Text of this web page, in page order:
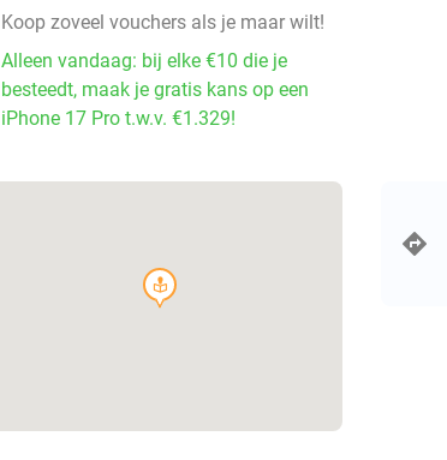
Koop zoveel vouchers als je maar wilt!
Alleen vandaag: bij elke €10 die je
besteedt, maak je gratis kans op een
iPhone 17 Pro t.w.v. €1.329!
course